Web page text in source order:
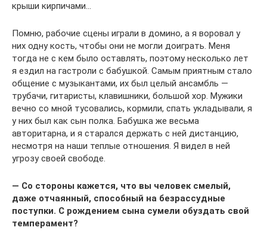
крыши кирпичами…
Помню, рабочие сцены играли в домино, а я воровал у
них одну кость, чтобы они не могли доиграть. Меня
тогда не с кем было оставлять, поэтому несколько лет
я ездил на гастроли с бабушкой. Самым приятным стало
общение с музыкантами, их был целый ансамбль —
трубачи, гитаристы, клавишники, большой хор. Мужики
вечно со мной тусовались, кормили, спать укладывали, я
у них был как сын полка. Бабушка же весьма
авторитарна, и я старался держать с ней дистанцию,
несмотря на наши теплые отношения. Я видел в ней
угрозу своей свободе.
— Со стороны кажется, что вы человек смелый,
даже отчаянный, способный на безрассудные
поступки. С рождением сына сумели обуздать свой
темперамент?